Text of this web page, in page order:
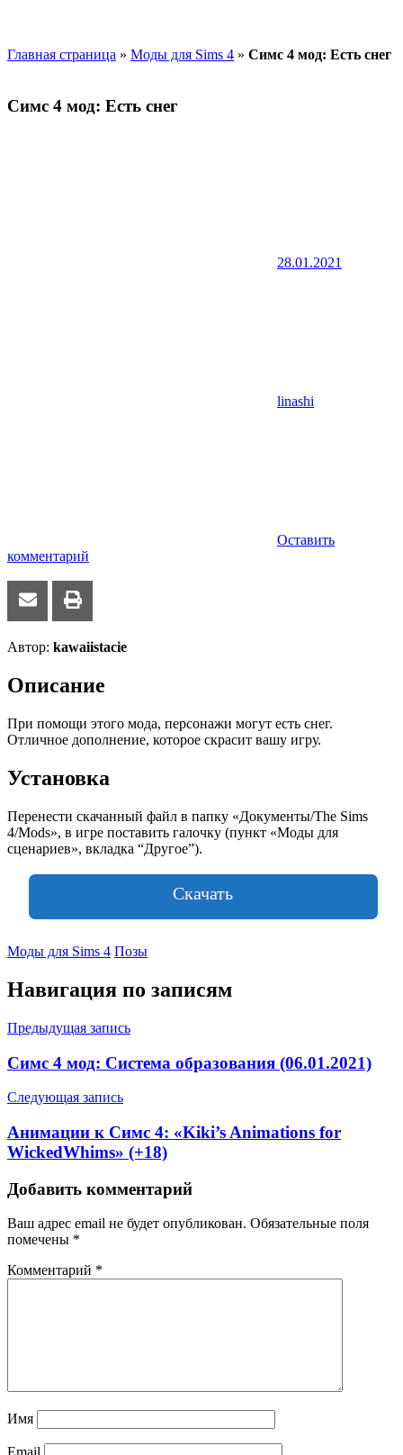
Главная страница » Моды для Sims 4 » Симс 4 мод: Есть снег
Симс 4 мод: Есть снег
28.01.2021
linashi
Оставить
комментарий
Автор: kawaiistacie
Описание
При помощи этого мода, персонажи могут есть снег.
Отличное дополнение, которое скрасит вашу игру.
Установка
Перенести скачанный файл в папку «Документы/The Sims
4/Mods», в игре поставить галочку (пункт «Моды для
сценариев», вкладка “Другое”).
Скачать
Моды для Sims 4 Позы
Навигация по записям
Предыдущая запись
Симс 4 мод: Система образования (06.01.2021)
Следующая запись
Анимации к Симс 4: «Kiki’s Animations for
WickedWhims» (+18)
Добавить комментарий
Ваш адрес email не будет опубликован. Обязательные поля
помечены *
Комментарий *
Имя